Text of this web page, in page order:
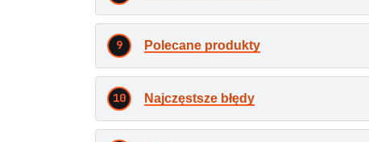
Polecane produkty
Najczęstsze błędy